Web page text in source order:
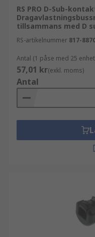
RS PRO D-Sub-
tillsammans med D
RS-artikelnummer 817-
Antal (1 påse med 25
57,01 kr(exkl. moms)
Antal